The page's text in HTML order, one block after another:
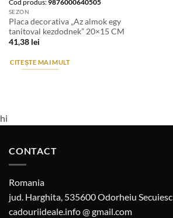
Cod produs:9876000640505
SEZON
Placa decorativa „Az almok egy
tanitoval kezdodnek” 20×15 CM
41,38 lei
CITEȘTE MAI MULT
hi
CONTACT
Romania
jud. Harghita, 535600 Odorheiu Secuiesc
cadouriideale.info @ gmail.com